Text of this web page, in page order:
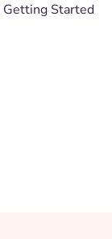
Getting Started